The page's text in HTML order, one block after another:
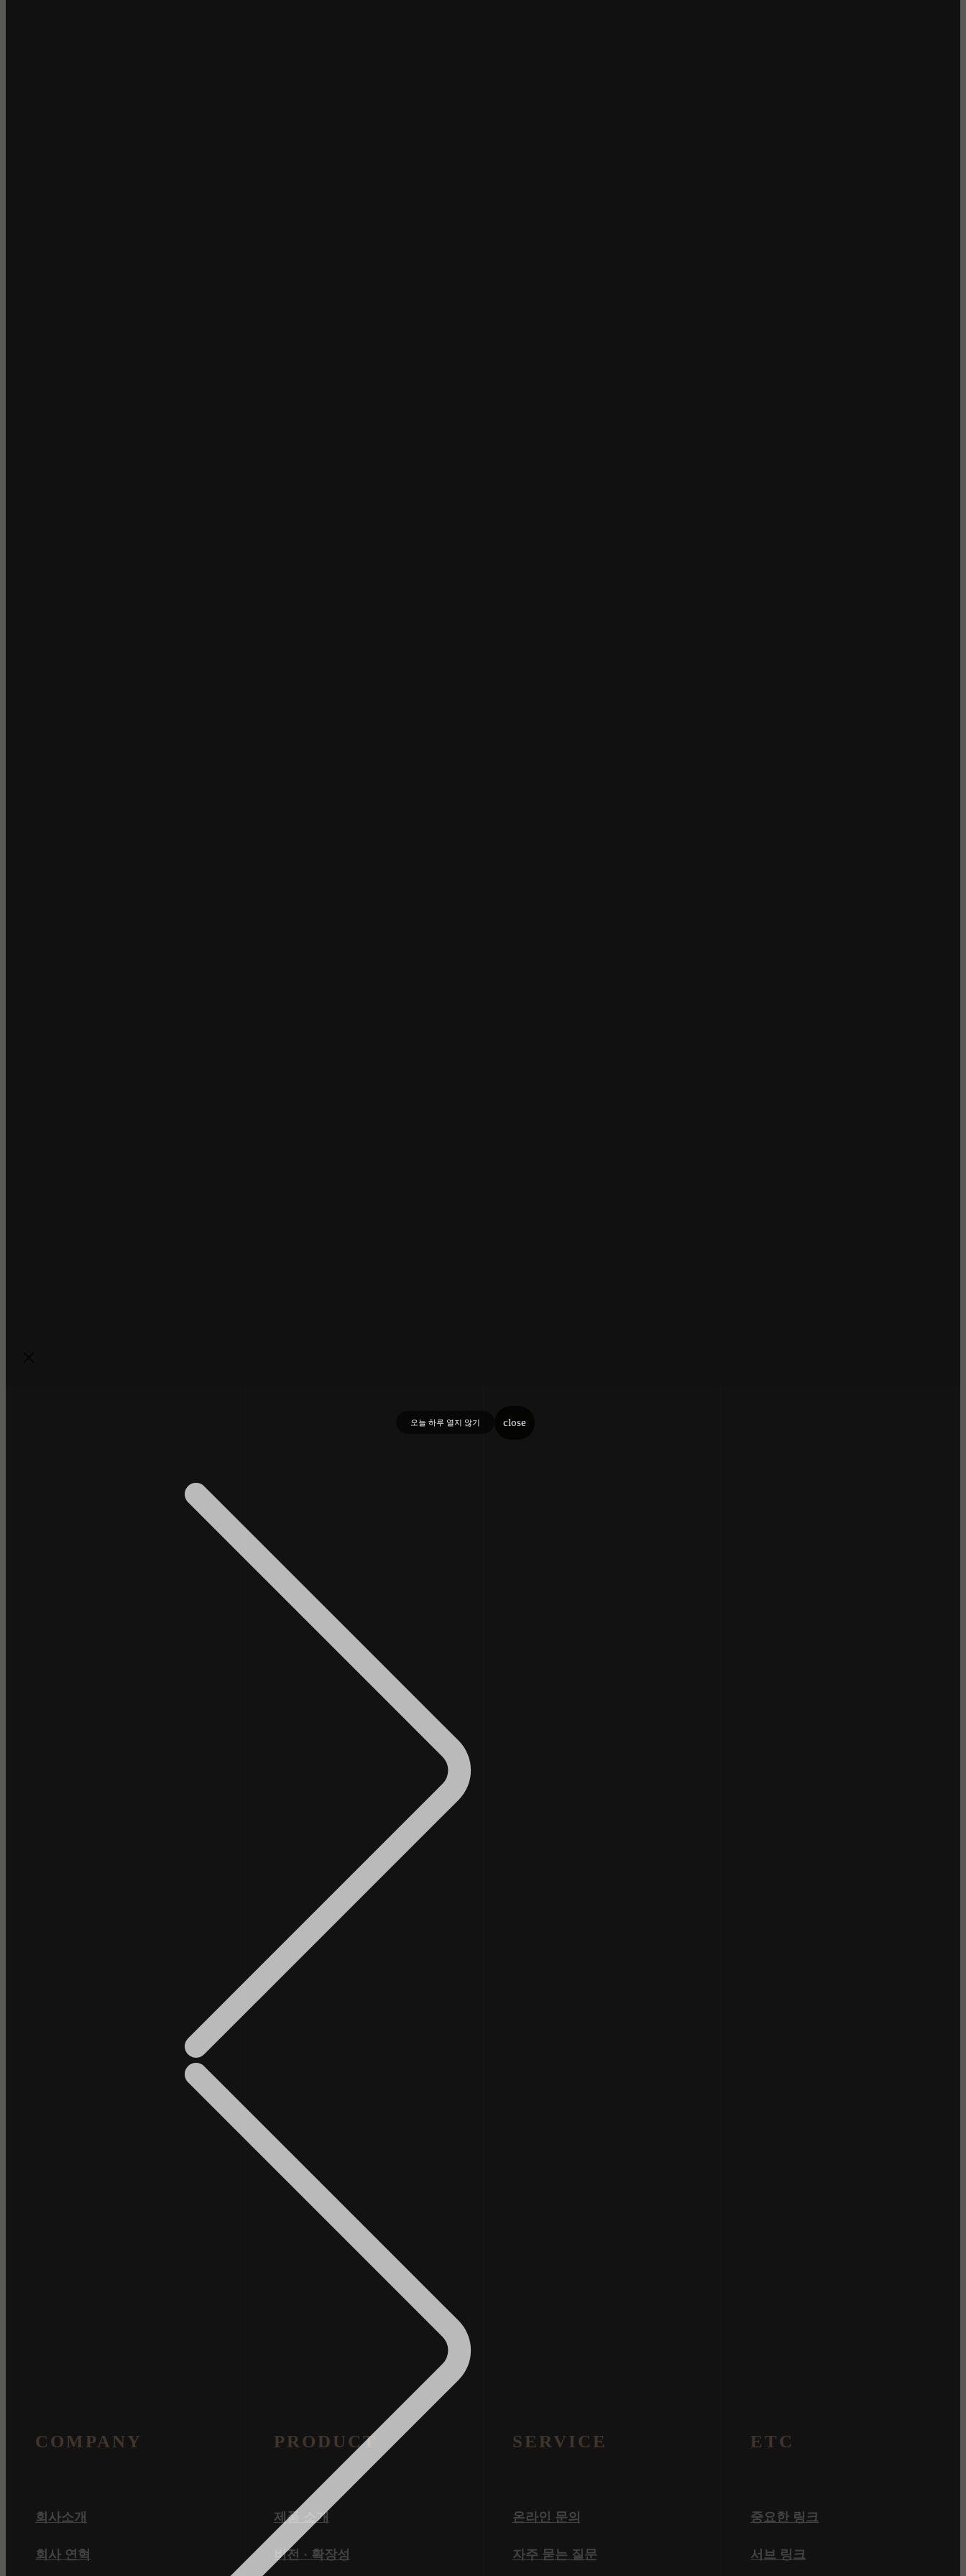
오늘 하루 열지 않기 close
COMPANY
회사소개
회사 연혁
PRODUCT
제품 소개
비전 · 확장성
SERVICE
온라인 문의
자주 묻는 질문
ETC
중요한 링크
서브 링크